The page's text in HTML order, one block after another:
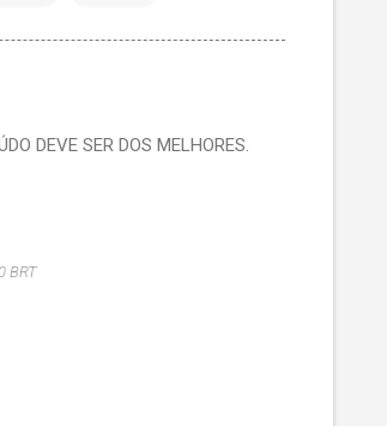
DEVE SER DOS MELHORES.
BRT